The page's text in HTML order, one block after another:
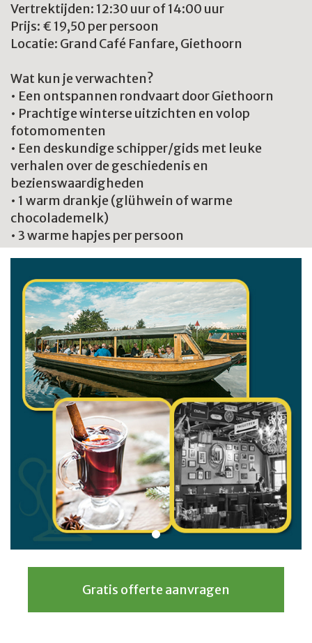
Vertrektijden: 12:30 uur of 14:00 uur
Prijs: € 19,50 per persoon
Locatie: Grand Café Fanfare, Giethoorn
Wat kun je verwachten?
• Een ontspannen rondvaart door Giethoorn
• Prachtige winterse uitzichten en volop
fotomomenten
• Een deskundige schipper/gids met leuke
verhalen over de geschiedenis en
bezienswaardigheden
• 1 warm drankje (glühwein of warme
chocolademelk)
• 3 warme hapjes per persoon
Een perfect winteruitje voor vrienden, familie,
Gratis offerte aanvragen